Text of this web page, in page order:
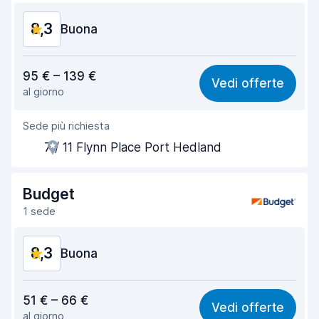
Condizioni dell'auto
8,3 Buona
7,9
Facile da trovare 8,2
Gentilezza degli agenti
Rapidità del ritiro
Rapidità della riconsegna
Condizioni dell'auto
95 € – 139 €
al giorno
Vedi offerte
Sede più richiesta
7 / 11 Flynn Place Port Hedland
Budget
1 sede
8,3 Buona
8,1
51 € – 66 €
al giorno
Vedi offerte